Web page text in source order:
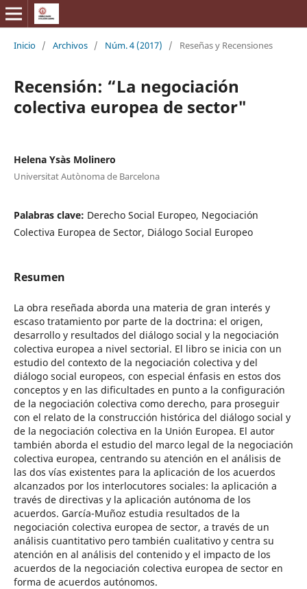
Inicio / Archivos / Núm. 4 (2017) / Reseñas y Recensiones
Recensión: “La negociación
colectiva europea de sector"
Helena Ysàs Molinero
Universitat Autònoma de Barcelona
Palabras clave: Derecho Social Europeo, Negociación
Colectiva Europea de Sector, Diálogo Social Europeo
Resumen
La obra reseñada aborda una materia de gran interés y
escaso tratamiento por parte de la doctrina: el origen,
desarrollo y resultados del diálogo social y la negociación
colectiva europea a nivel sectorial. El libro se inicia con un
estudio del contexto de la negociación colectiva y del
diálogo social europeos, con especial énfasis en estos dos
conceptos y en las dificultades en punto a la configuración
de la negociación colectiva como derecho, para proseguir
con el relato de la construcción histórica del diálogo social y
de la negociación colectiva en la Unión Europea. El autor
también aborda el estudio del marco legal de la negociación
colectiva europea, centrando su atención en el análisis de
las dos vías existentes para la aplicación de los acuerdos
alcanzados por los interlocutores sociales: la aplicación a
través de directivas y la aplicación autónoma de los
acuerdos. García-Muñoz estudia resultados de la
negociación colectiva europea de sector, a través de un
análisis cuantitativo pero también cualitativo y centra su
atención en al análisis del contenido y el impacto de los
acuerdos de la negociación colectiva europea de sector en
forma de acuerdos autónomos.